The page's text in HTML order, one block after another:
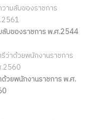
ามลับของราชการ
บของราชการ พ.ศ.2544
ว่าด้วยพนักงานราชการ
วยพนักงานราชการ พ.ศ.